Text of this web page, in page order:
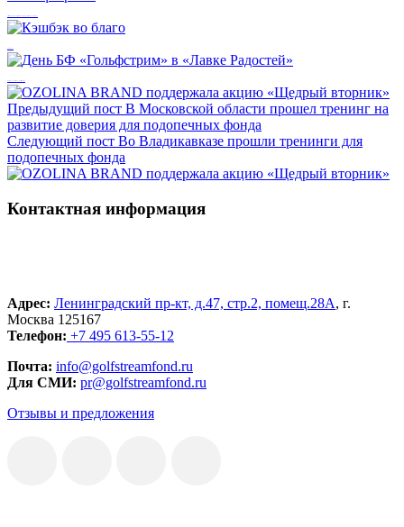
Предыдущий пост В Московской области прошел тренинг на
развитие доверия для подопечных фонда
Следующий пост Во Владикавказе прошли тренинги для
подопечных фонда
Контактная информация
Адрес: Ленинградский пр-кт, д.47, стр.2, помещ.28А, г.
Москва 125167
Телефон: +7 495 613-55-12
Почта: info@golfstreamfond.ru
Для СМИ: pr@golfstreamfond.ru
Отзывы и предложения